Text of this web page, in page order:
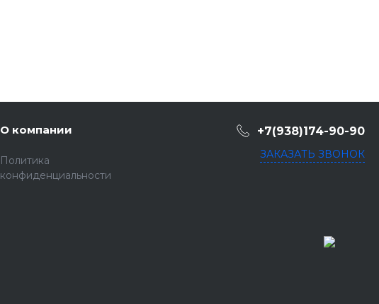
О компании
Политика
конфиденциальности
+7(938)174-90-90
ЗАКАЗАТЬ ЗВОНОК